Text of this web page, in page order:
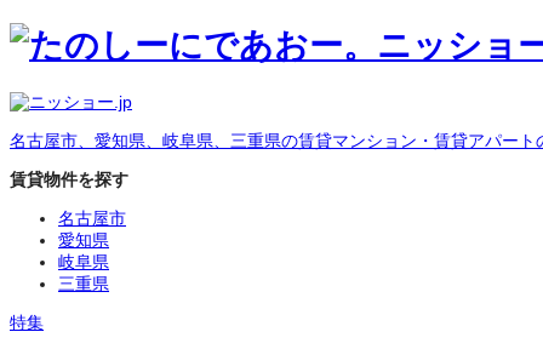
名古屋市、愛知県、岐阜県、三重県の賃貸マンション・賃貸アパート
賃貸物件を探す
名古屋市
愛知県
岐阜県
三重県
特集